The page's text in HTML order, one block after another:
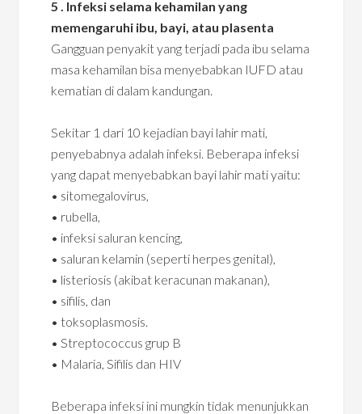
5 . Infeksi selama kehamilan yang
memengaruhi ibu, bayi, atau plasenta
Gangguan penyakit yang terjadi pada ibu selama
masa kehamilan bisa menyebabkan IUFD atau
kematian di dalam kandungan.
Sekitar 1 dari 10 kejadian bayi lahir mati,
penyebabnya adalah infeksi. Beberapa infeksi
yang dapat menyebabkan bayi lahir mati yaitu:
• sitomegalovirus,
• rubella,
• infeksi saluran kencing,
• saluran kelamin (seperti herpes genital),
• listeriosis (akibat keracunan makanan),
• sifilis, dan
• toksoplasmosis.
• Streptococcus grup B
• Malaria, Sifilis dan HIV
Beberapa infeksi ini mungkin tidak menunjukkan